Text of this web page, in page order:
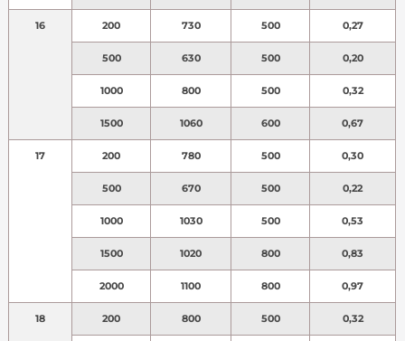
16 200 730 500 0,27
500 630 500 0,20
1000 800 500 0,32
1500 1060 600 0,67
17 200 780 500 0,30
500 670 500 0,22
1000 1030 500 0,53
1500 1020 800 0,83
2000 1100 800 0,97
18 200 800 500 0,32